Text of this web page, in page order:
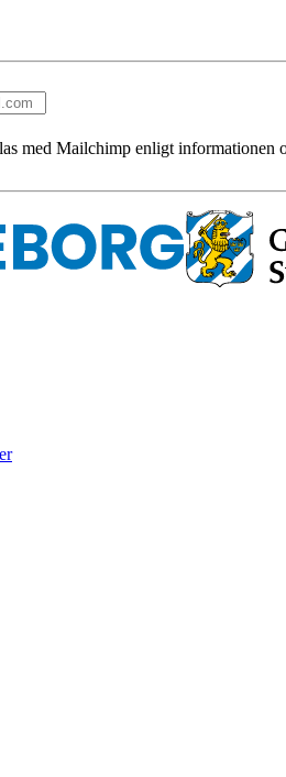
med Mailchimp enligt informationen